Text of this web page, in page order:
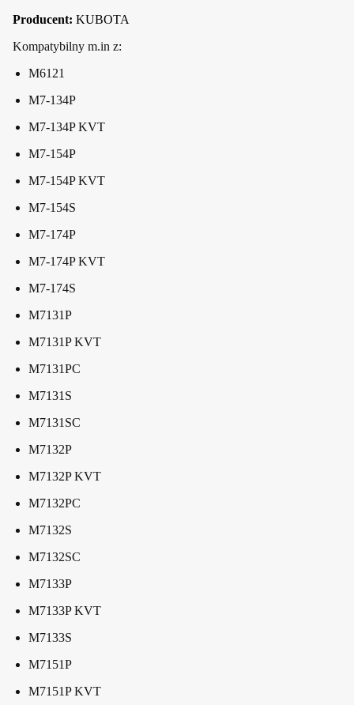
Producent: KUBOTA
Kompatybilny m.in z:
M6121
M7-134P
M7-134P KVT
M7-154P
M7-154P KVT
M7-154S
M7-174P
M7-174P KVT
M7-174S
M7131P
M7131P KVT
M7131PC
M7131S
M7131SC
M7132P
M7132P KVT
M7132PC
M7132S
M7132SC
M7133P
M7133P KVT
M7133S
M7151P
M7151P KVT